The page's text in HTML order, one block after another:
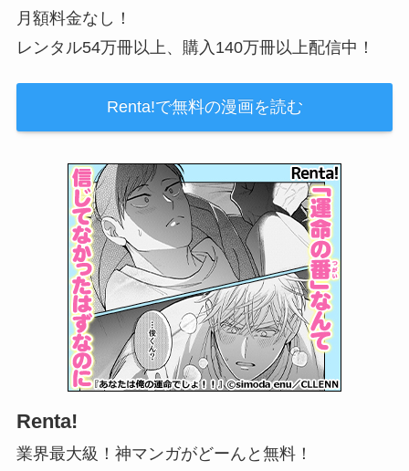
月額料金なし！
レンタル54万冊以上、購入140万冊以上配信中！
Renta!で無料の漫画を読む
Renta!
業界最大級！神マンガがどーんと無料！